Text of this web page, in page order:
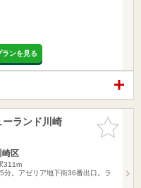
ンを見る
お気に入
りに追加
ーランド川崎
崎区
311m
分。アゼリア地下街36番出口。ラ